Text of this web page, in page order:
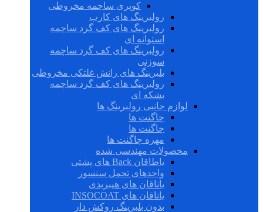
کوپری ساچمه مخروطی
رولبرینگ های کارب
رولبرینگ های کف گرد ساچمه
استوانه ای
رولبرینگ های کف گرد ساچمه
سوزنی
بلبرینگ های رانش غلتکی مخروطی
رولبرینگ های کف گرد ساچمه
بشکه ای
لوازم جانبی رولبرینگ ها
چاگنت ها
چاگنت ها
مهره چاگنت ها
محصولات مهندسی شده
یاطاقان Back های پشتی
واحدهای تحمل سنسور
یاتاقان های هیبریدی
یاتاقان های INSOCOAT
بدون بلبرینگ روکش دار